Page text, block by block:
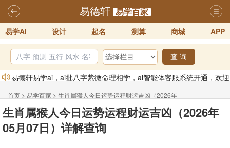
易德轩 易学百家
易学AI 设计 起名 测算 商城 APP
查 询
易德轩易学ai，ai批八字紫微命理相学，ai智能体客服系统开通，欢迎
体验！！
2025-07-01
易德轩网重构及升能完成，欢迎大家来体验新程序及感觉！！
2025-07-01
首页 > 易学百家 > 生肖属猴人今日运势运程财运吉凶（2026年
05月07日）详解查询
生肖属猴人今日运势运程财运吉凶（2026年
05月07日）详解查询